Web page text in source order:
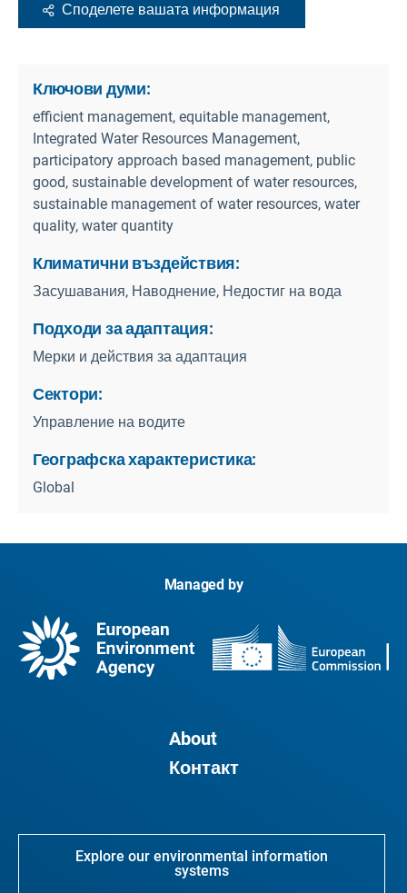
Споделете вашата информация
Ключови думи:
efficient management, equitable management,
Integrated Water Resources Management,
participatory approach based management, public
good, sustainable development of water resources,
sustainable management of water resources, water
quality, water quantity
Климатични въздействия:
Засушавания, Наводнение, Недостиг на вода
Подходи за адаптация:
Мерки и действия за адаптация
Сектори:
Управление на водите
Географска характеристика:
Global
Managed by
About
Контакт
Explore our environmental information
systems